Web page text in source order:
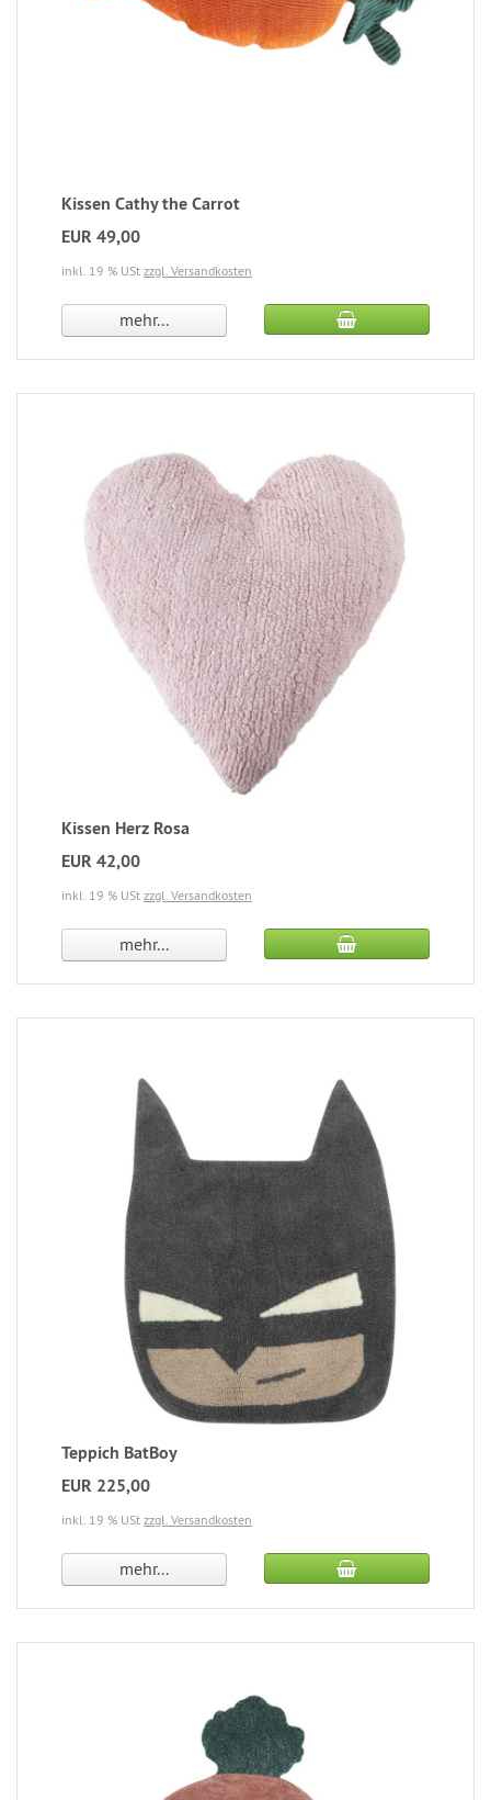
Kissen Cathy the Carrot
EUR 49,00
inkl. 19 % USt zzgl. Versandkosten
mehr...
Kissen Herz Rosa
EUR 42,00
inkl. 19 % USt zzgl. Versandkosten
mehr...
Teppich BatBoy
EUR 225,00
inkl. 19 % USt zzgl. Versandkosten
mehr...